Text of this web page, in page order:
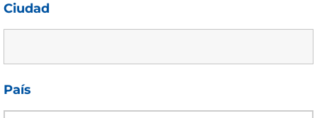
Ciudad
País